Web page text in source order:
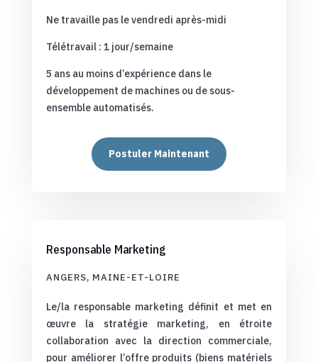
Ne travaille pas le vendredi après-midi
Télétravail : 1 jour/semaine
5 ans au moins d’expérience dans le
développement de machines ou de sous-
ensemble automatisés.
Postuler Maintenant
Responsable Marketing
ANGERS, MAINE-ET-LOIRE
Le/la responsable marketing définit et met en
œuvre la stratégie marketing, en étroite
collaboration avec la direction commerciale,
pour améliorer l’offre produits (biens matériels